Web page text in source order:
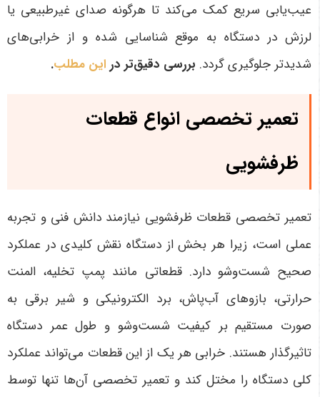
عیب‌یابی سریع کمک می‌کند تا هرگونه صدای غیرطبیعی یا
لرزش در دستگاه به موقع شناسایی شده و از خرابی‌های
شدیدتر جلوگیری گردد. بررسی دقیق‌تر در این مطلب.
تعمیر تخصصی انواع قطعات
ظرفشویی
تعمیر تخصصی قطعات ظرفشویی نیازمند دانش فنی و تجربه
عملی است، زیرا هر بخش از دستگاه نقش کلیدی در عملکرد
صحیح شست‌وشو دارد. قطعاتی مانند پمپ تخلیه، المنت
حرارتی، بازوهای آب‌پاش، برد الکترونیکی و شیر برقی به
صورت مستقیم بر کیفیت شست‌وشو و طول عمر دستگاه
تاثیرگذار هستند. خرابی هر یک از این قطعات می‌تواند عملکرد
کلی دستگاه را مختل کند و تعمیر تخصصی آن‌ها تنها توسط